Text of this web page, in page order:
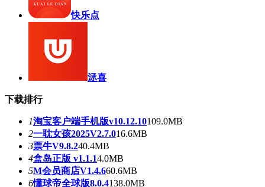
快乐点
洆喜
下载排行
1淘宝客户端手机版v10.12.10109.0MB
2一耽女孩2025V2.7.016.6MB
3票牛V9.8.240.4MB
4盒岛正版 v1.1.14.0MB
5M会员商店V1.4.660.6MB
6懂球帝全球版8.0.4138.0MB